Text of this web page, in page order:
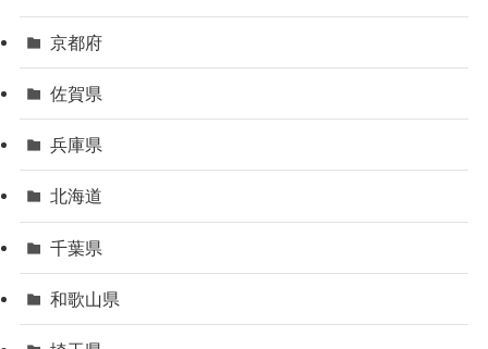
京都府
佐賀県
兵庫県
北海道
千葉県
和歌山県